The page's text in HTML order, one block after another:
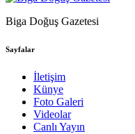
Biga Doğuş Gazetesi
Sayfalar
İletişim
Künye
Foto Galeri
Videolar
Canlı Yayın